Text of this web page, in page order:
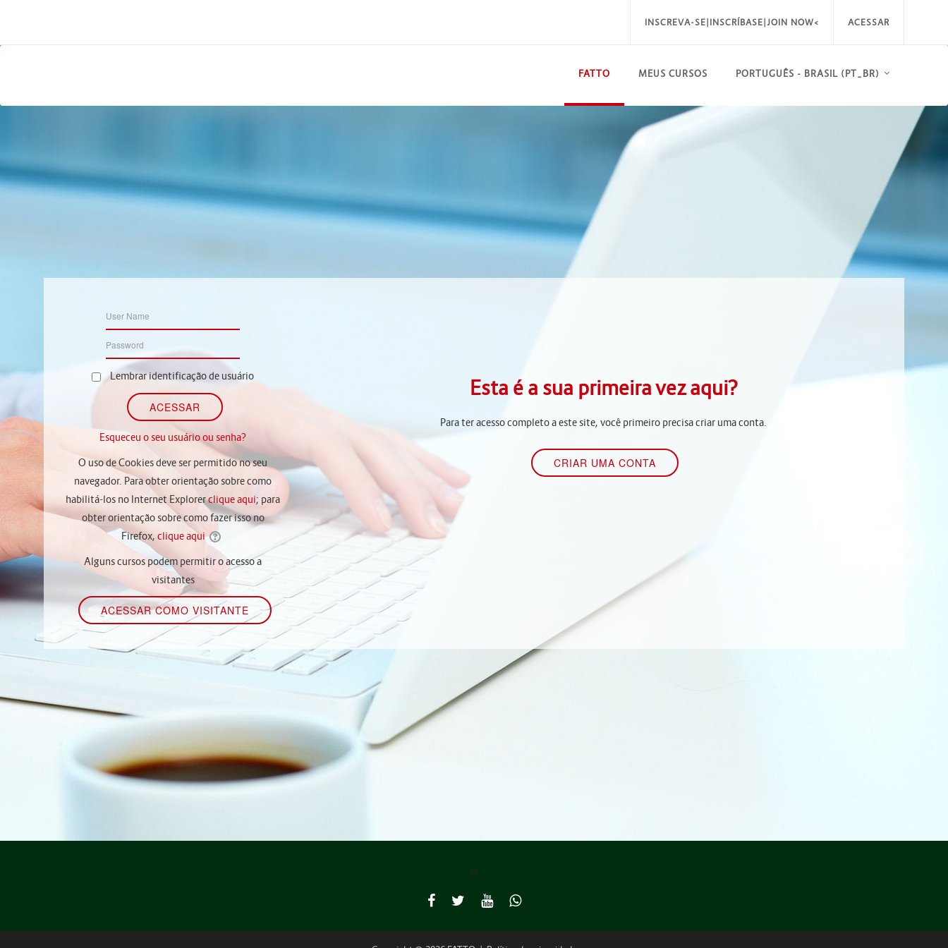
INSCREVA-SE|INSCRÍBASE|JOIN NOW< ACESSAR
FATTO MEUS CURSOS PORTUGUÊS - BRASIL ‎(PT_BR)‎
Lembrar identificação de usuário
Esqueceu o seu usuário ou senha?
O uso de Cookies deve ser permitido no seu
navegador. Para obter orientação sobre como
habilitá-los no Internet Explorerclique aqui; para
obter orientação sobre como fazer isso no
Firefox, clique aqui
Alguns cursos podem permitir o acesso a
visitantes
Esta é a sua primeira vez aqui?
Para ter acesso completo a este site, você primeiro precisa criar uma conta.